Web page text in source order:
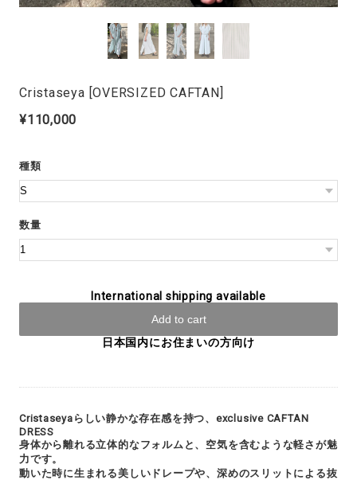
Cristaseya [OVERSIZED CAFTAN]
¥110,000
種類
数量
International shipping available
Add to cart
日本国内にお住まいの方向け
Cristaseyaらしい静かな存在感を持つ、exclusive CAFTAN
DRESS
身体から離れる立体的なフォルムと、空気を含むような軽さが魅
力です。
動いた時に生まれる美しいドレープや、深めのスリットによる抜